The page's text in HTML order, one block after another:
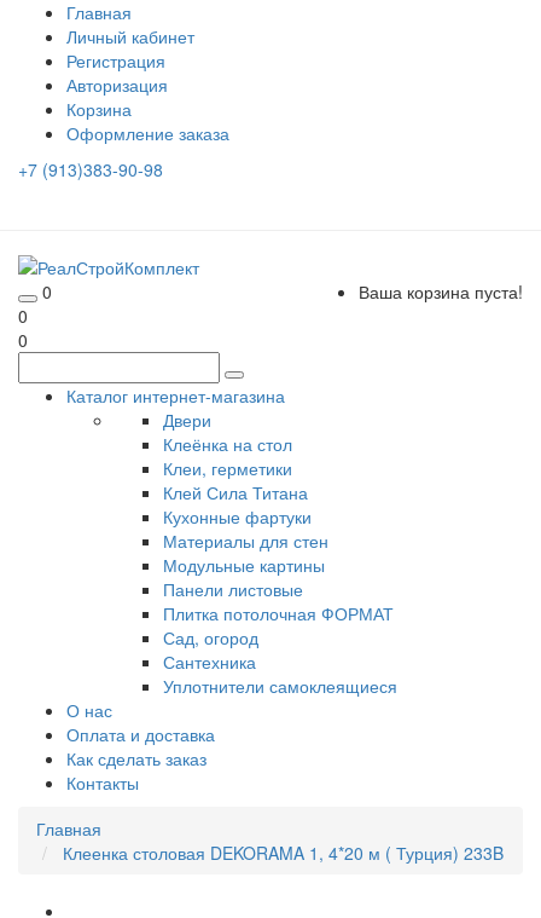
Главная
Личный кабинет
Регистрация
Авторизация
Корзина
Оформление заказа
+7 (913)383-90-98
0
Ваша корзина пуста!
0
0
Каталог интернет-магазина
Двери
Клеёнка на стол
Клеи, герметики
Клей Сила Титана
Кухонные фартуки
Материалы для стен
Модульные картины
Панели листовые
Плитка потолочная ФОРМАТ
Сад, огород
Сантехника
Уплотнители самоклеящиеся
О нас
Оплата и доставка
Как сделать заказ
Контакты
Главная
Клеенка столовая DEKORAMA 1, 4*20 м ( Турция) 233B